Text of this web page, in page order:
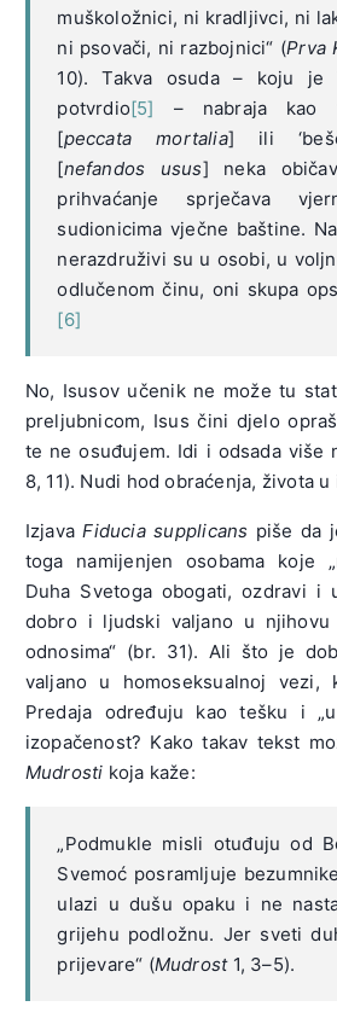
muškoložnici, ni kradljivci, ni
ni psovači, ni razbojnici“ (Prva
10). Takva osuda – koju je
potvrdio[5] – nabraja kao
[peccata mortalia] ili
[nefandos usus] neka
prihvaćanje sprječava
sudionicima vječne baštine.
nerazdruživi su u osobi, u
odlučenom činu, oni skupa
[6]
No, Isusov učenik ne može tu
preljubnicom, Isus čini djelo
te ne osuđujem. Idi i odsada više
8, 11). Nudi hod obraćenja, života u
IzjavaFiducia supplicans piše da
toga namijenjen osobama koje
Duha Svetoga obogati, ozdravi i
dobro i ljudski valjano u
odnosima“ (br. 31). Ali što je
valjano u homoseksualnoj vezi,
Predaja određuju kao tešku i
izopačenost? Kako takav tekst
Mudrosti koja kaže:
„Podmukle misli otuđuju od
Svemoć posramljuje
ulazi u dušu opaku i ne
grijehu podložnu. Jer sveti
prijevare“ (Mudrost1, 3–5).